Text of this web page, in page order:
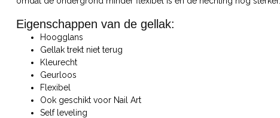
Eigenschappen van de gellak:
Hoogglans
Gellak trekt niet terug
Kleurecht
Geurloos
Flexibel
Ook geschikt voor Nail Art
Self leveling